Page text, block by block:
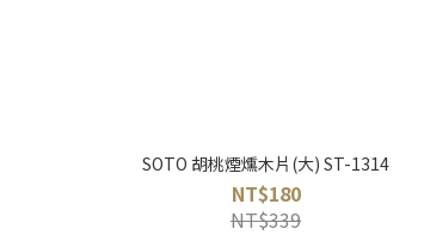
SOTO 胡桃煙燻木片(大) ST-1314
NT$180
NT$339